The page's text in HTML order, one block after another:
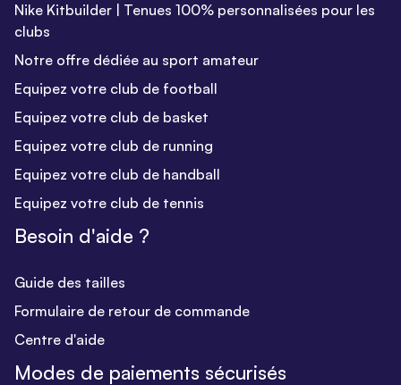
Nike Kitbuilder | Tenues 100% personnalisées pour les
clubs
Notre offre dédiée au sport amateur
Equipez votre club de football
Equipez votre club de basket
Equipez votre club de running
Equipez votre club de handball
Equipez votre club de tennis
Besoin d'aide ?
Guide des tailles
Formulaire de retour de commande
Centre d'aide
Modes de paiements sécurisés